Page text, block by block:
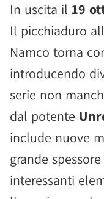
In uscita il 19
Il picchiaduro
Namco torna
introducendo
serie non
dal potente
include nuove
grande
interessanti